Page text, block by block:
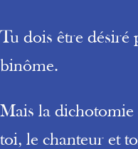
Tu dois être désiré
binôme.
Mais la dichotomie
toi, le chanteur et